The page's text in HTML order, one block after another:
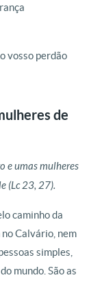
vosso perdão
de
e umas mulheres
(Lc 23, 27).
caminho da
no Calvário, nem
simples,
mundo. São as